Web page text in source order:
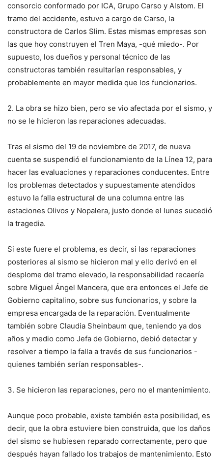
consorcio conformado por ICA, Grupo Carso y Alstom. El
tramo del accidente, estuvo a cargo de Carso, la
constructora de Carlos Slim. Estas mismas empresas son
las que hoy construyen el Tren Maya, -qué miedo-. Por
supuesto, los dueños y personal técnico de las
constructoras también resultarían responsables, y
probablemente en mayor medida que los funcionarios.
2. La obra se hizo bien, pero se vio afectada por el sismo, y
no se le hicieron las reparaciones adecuadas.
Tras el sismo del 19 de noviembre de 2017, de nueva
cuenta se suspendió el funcionamiento de la Línea 12, para
hacer las evaluaciones y reparaciones conducentes. Entre
los problemas detectados y supuestamente atendidos
estuvo la falla estructural de una columna entre las
estaciones Olivos y Nopalera, justo donde el lunes sucedió
la tragedia.
Si este fuere el problema, es decir, si las reparaciones
posteriores al sismo se hicieron mal y ello derivó en el
desplome del tramo elevado, la responsabilidad recaería
sobre Miguel Ángel Mancera, que era entonces el Jefe de
Gobierno capitalino, sobre sus funcionarios, y sobre la
empresa encargada de la reparación. Eventualmente
también sobre Claudia Sheinbaum que, teniendo ya dos
años y medio como Jefa de Gobierno, debió detectar y
resolver a tiempo la falla a través de sus funcionarios -
quienes también serían responsables-.
3. Se hicieron las reparaciones, pero no el mantenimiento.
Aunque poco probable, existe también esta posibilidad, es
decir, que la obra estuviere bien construida, que los daños
del sismo se hubiesen reparado correctamente, pero que
después hayan fallado los trabajos de mantenimiento. Esto